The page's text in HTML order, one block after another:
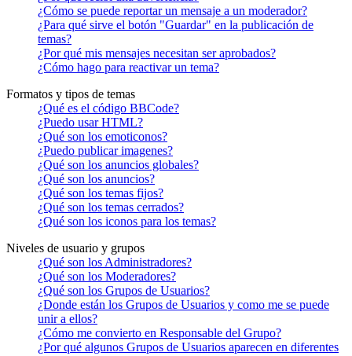
¿Cómo se puede reportar un mensaje a un moderador?
¿Para qué sirve el botón "Guardar" en la publicación de
temas?
¿Por qué mis mensajes necesitan ser aprobados?
¿Cómo hago para reactivar un tema?
Formatos y tipos de temas
¿Qué es el código BBCode?
¿Puedo usar HTML?
¿Qué son los emoticonos?
¿Puedo publicar imagenes?
¿Qué son los anuncios globales?
¿Qué son los anuncios?
¿Qué son los temas fijos?
¿Qué son los temas cerrados?
¿Qué son los iconos para los temas?
Niveles de usuario y grupos
¿Qué son los Administradores?
¿Qué son los Moderadores?
¿Qué son los Grupos de Usuarios?
¿Donde están los Grupos de Usuarios y como me se puede
unir a ellos?
¿Cómo me convierto en Responsable del Grupo?
¿Por qué algunos Grupos de Usuarios aparecen en diferentes